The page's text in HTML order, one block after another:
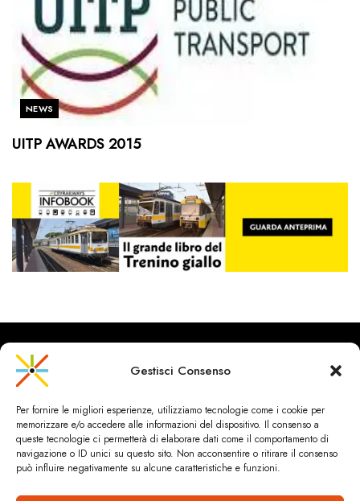
Gestisci Consenso
Per fornire le migliori esperienze, utilizziamo tecnologie come i cookie per
memorizzare e/o accedere alle informazioni del dispositivo. Il consenso a
queste tecnologie ci permetterà di elaborare dati come il comportamento di
navigazione o ID unici su questo sito. Non acconsentire o ritirare il consenso
può influire negativamente su alcune caratteristiche e funzioni.
NEWS
UITP AWARDS 2015
CityRailways è un sito indipendente che discute argomenti di
urbanistica e trasporto collettivo argomentando con metodo
scientifico sulla base di dati ed esperienze.
HOME CHI SIAMO & CONTATTI PRIVACY & COOKIES